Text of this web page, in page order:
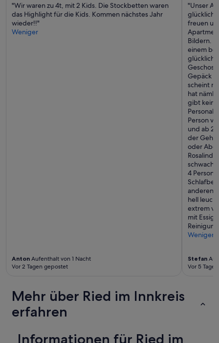
"Wir waren zu 4t, mit 2 Kids. Die Stockbetten waren
das Highlight für die Kids. Kommen nächstes Jahr
wieder!!"
Weniger
Anton Aufenthalt von 1 Nacht
Vor 2 Tagen gepostet
"Unser
glücklich.
freuen
Bildern.
einem
glücklich
Gepäck
scheint
hat
gibt
Personal.
Person
und ab
der
oder
4
anderen
hell
extrem
mit Essig
Weniger
Stefan
Vor 5
Mehr über Ried im Innkreis
erfahren
Informationen für Ried im